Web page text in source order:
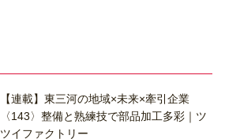
【連載】東三河の地域×未来×牽引企業
〈143〉整備と熟練技で部品加工多彩｜ツ
ツイファクトリー